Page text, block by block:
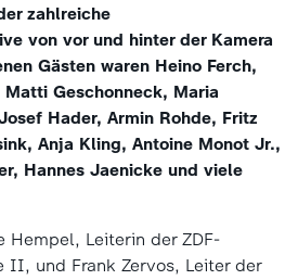
zahlreiche
von vor und hinter der Kamera
Gästen waren Heino Ferch,
Geschonneck, Maria
Hader, Armin Rohde, Fritz
Anja Kling, Antoine Monot Jr.,
Hannes Jaenicke und viele
Hempel, Leiterin der ZDF-
und Frank Zervos, Leiter der